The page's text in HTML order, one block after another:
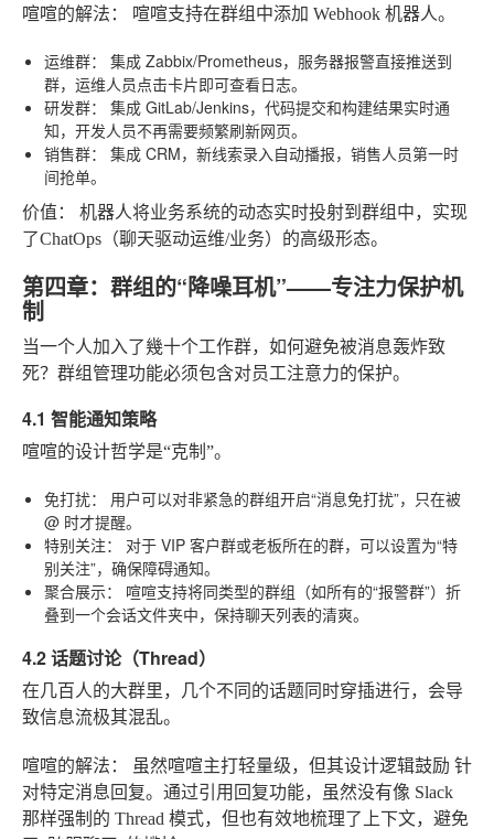
喧喧的解法： 喧喧支持在群组中添加 Webhook 机器人。
运维群：
集成 Zabbix/Prometheus，服务器报警直接推送到
群，运维人员点击卡片即可查看日志。
研发群：
集成 GitLab/Jenkins，代码提交和构建结果实时通
知，开发人员不再需要频繁刷新网页。
销售群：
集成 CRM，新线索录入自动播报，销售人员第一时
间抢单。
价值：
机器人将业务系统的动态实时投射到群组中，实现
了ChatOps（聊天驱动运维/业务）的高级形态。
第四章：群组的“降噪耳机”——专注力保护机
制
当一个人加入了幾十个工作群，如何避免被消息轰炸致
死？群组管理功能必须包含对员工注意力的保护。
4.1 智能通知策略
喧喧的设计哲学是“克制”。
免打扰：
用户可以对非紧急的群组开启“消息免打扰”，只在被
@ 时才提醒。
特别关注：
对于 VIP 客户群或老板所在的群，可以设置为“特
别关注”，确保障碍通知。
聚合展示：
喧喧支持将同类型的群组（如所有的“报警群”）折
叠到一个会话文件夹中，保持聊天列表的清爽。
4.2 话题讨论（Thread）
在几百人的大群里，几个不同的话题同时穿插进行，会导
致信息流极其混乱。
喧喧的解法： 虽然喧喧主打轻量级，但其设计逻辑鼓励 针
对特定消息回复。通过引用回复功能，虽然没有像 Slack
那样强制的 Thread 模式，但也有效地梳理了上下文，避免